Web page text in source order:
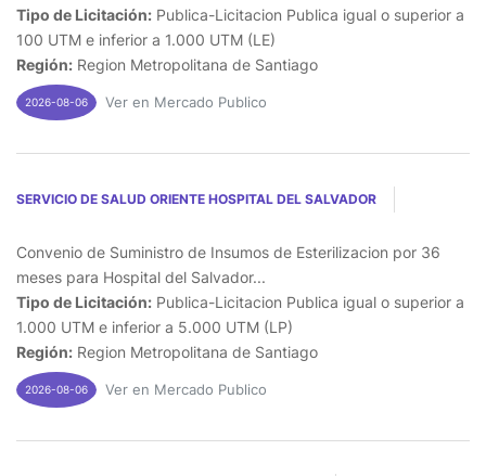
Tipo de Licitación: Publica-Licitacion Publica igual o superior a
100 UTM e inferior a 1.000 UTM (LE)
Región: Region Metropolitana de Santiago
2026-08-06 Ver en Mercado Publico
SERVICIO DE SALUD ORIENTE HOSPITAL DEL SALVADOR
Convenio de Suministro de Insumos de Esterilizacion por 36
meses para Hospital del Salvador...
Tipo de Licitación: Publica-Licitacion Publica igual o superior a
1.000 UTM e inferior a 5.000 UTM (LP)
Región: Region Metropolitana de Santiago
2026-08-06 Ver en Mercado Publico